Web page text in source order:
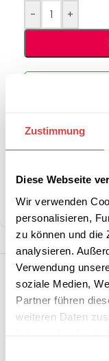
Zustimmung
Diese Webseite
Wir verwenden
personalisieren,
zu können und die
analysieren.
Verwendung
soziale Medien,
Partner führen
weiteren Daten
- +
Marke:Gözze
Teilen: